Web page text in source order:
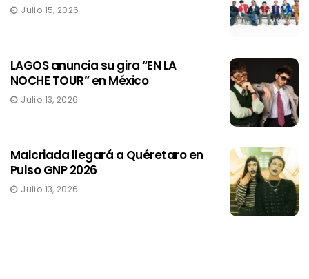
Julio 15, 2026
LAGOS anuncia su gira “EN LA
NOCHE TOUR” en México
Julio 13, 2026
Malcriada llegará a Quéretaro en
Pulso GNP 2026
Julio 13, 2026